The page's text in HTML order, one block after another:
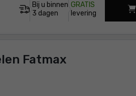
Bij u binnen
3 dagen
GRATIS
levering
Fatmax